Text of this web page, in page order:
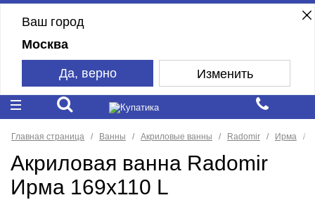
Ваш город
Москва
Да, верно Изменить
Главная страница Ванны Акриловые ванны Radomir Ирма
Акриловая ванна Radomir
Ирма 169х110 L